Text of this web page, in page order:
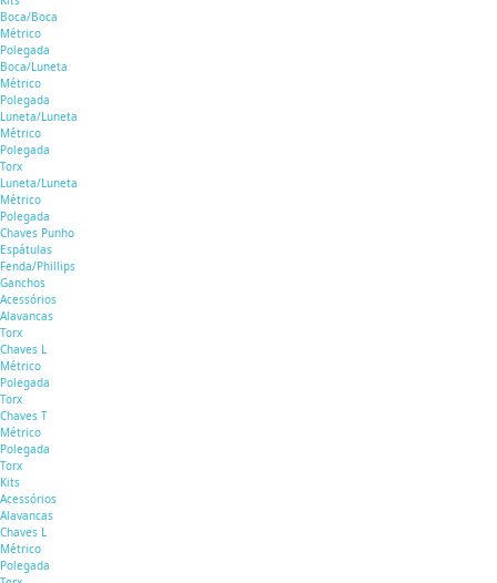
Boca/Boca
Métrico
Polegada
Boca/Luneta
Métrico
Polegada
Luneta/Luneta
Métrico
Polegada
Torx
Luneta/Luneta
Métrico
Polegada
Chaves Punho
Espátulas
Fenda/Phillips
Ganchos
Acessórios
Alavancas
Torx
Chaves L
Métrico
Polegada
Torx
Chaves T
Métrico
Polegada
Torx
Kits
Acessórios
Alavancas
Chaves L
Métrico
Polegada